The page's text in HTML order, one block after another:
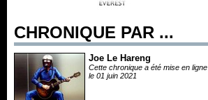
CHRONIQUE PAR ...
Joe Le Hareng
Cette chronique a été mise en ligne
le 01 juin 2021